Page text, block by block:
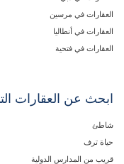
العقارات في مرسين
العقارات في أنطاليا
العقارات في فتحية
ابحث عن العقارات
شاطئ
حياة ترف
قريب من المدارس الدولية